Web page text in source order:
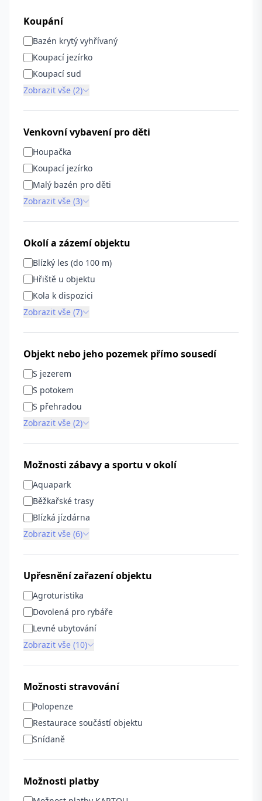
Koupání
Bazén krytý vyhřívaný
Koupací jezírko
Koupací sud
Zobrazit vše (2)
Venkovní vybavení pro děti
Houpačka
Koupací jezírko
Malý bazén pro děti
Zobrazit vše (3)
Okolí a zázemí objektu
Blízký les (do 100 m)
Hřiště u objektu
Kola k dispozici
Zobrazit vše (7)
Objekt nebo jeho pozemek přímo sousedí
S jezerem
S potokem
S přehradou
Zobrazit vše (2)
Možnosti zábavy a sportu v okolí
Aquapark
Běžkařské trasy
Blízká jízdárna
Zobrazit vše (6)
Upřesnění zařazení objektu
Agroturistika
Dovolená pro rybáře
Levné ubytování
Zobrazit vše (10)
Možnosti stravování
Polopenze
Restaurace součástí objektu
Snídaně
Možnosti platby